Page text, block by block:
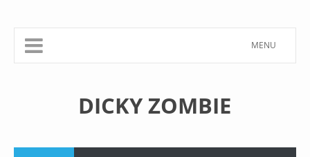
MENU
DICKY ZOMBIE